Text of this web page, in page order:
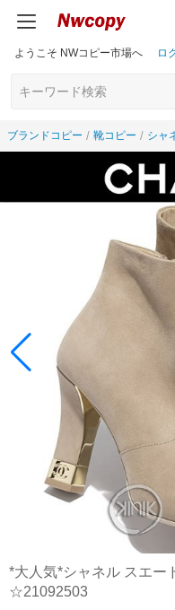
ようこそ NWコピー市場へ ロ
ブランドコピー 靴コピー シャ
*大人気*シャネル スエー
☆21092503